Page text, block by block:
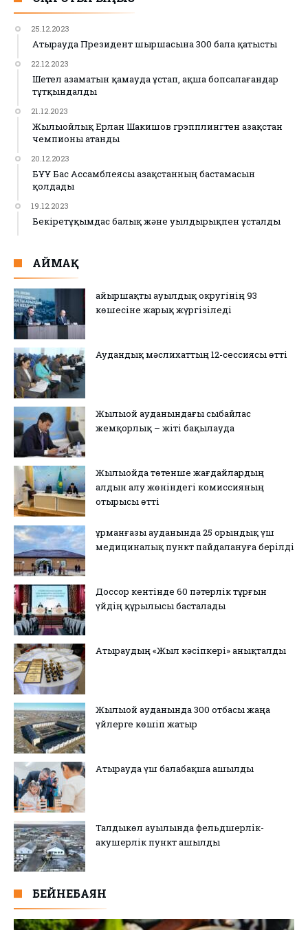
25.12.2023
Атырауда Президент шыршасына 300 бала қатысты
22.12.2023
Шетел азаматын қамауда ұстап, ақша бопсалағандар
тұтқындалды
21.12.2023
Жылыойлық Ерлан Шакишов грэпплингтен Қазақстан
чемпионы атанды
20.12.2023
БҰҰ Бас Ассамблеясы Қазақстанның бастамасын
қолдады
19.12.2023
Бекіретұқымдас балық және уылдырықпен ұсталды
АЙМАҚ
Қайыршақты ауылдық округінің 93
көшесіне жарық жүргізіледі
Аудандық мәслихаттың 12-сессиясы өтті
Жылыой ауданындағы сыбайлас
жемқорлық – жіті бақылауда
Жылыойда төтенше жағдайлардың
алдын алу жөніндегі комиссияның
отырысы өтті
Құрманғазы ауданында 25 орындық үш
медициналық пункт пайдалануға берілді
Доссор кентінде 60 пәтерлік тұрғын
үйдің құрылысы басталады
Атыраудың «Жыл кәсіпкері» анықталды
Жылыой ауданында 300 отбасы жаңа
үйлерге көшіп жатыр
Атырауда үш балабақша ашылды
Талдыкөл ауылында фельдшерлік-
акушерлік пункт ашылды
БЕЙНЕБАЯН